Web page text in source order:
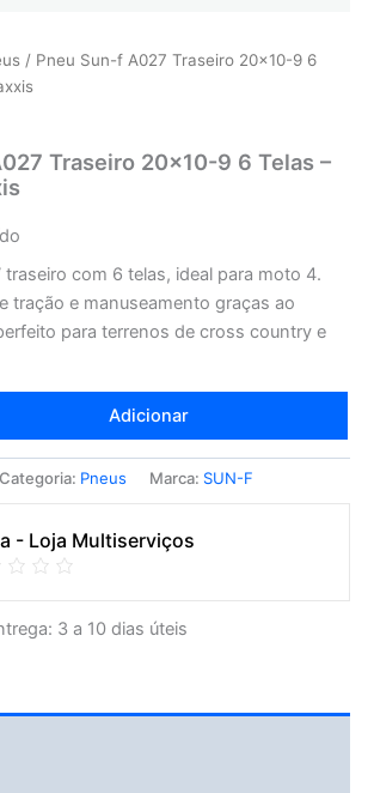
/ Pneu Sun-f A027 Traseiro 20×10-9 6
Traseiro 20×10-9 6 Telas –
traseiro com 6 telas, ideal para moto 4.
tração e manuseamento graças ao
para terrenos de cross country e
Adicionar
Categoria: Pneus Marca: SUN-F
- Loja Multiserviços
3 a 10 dias úteis